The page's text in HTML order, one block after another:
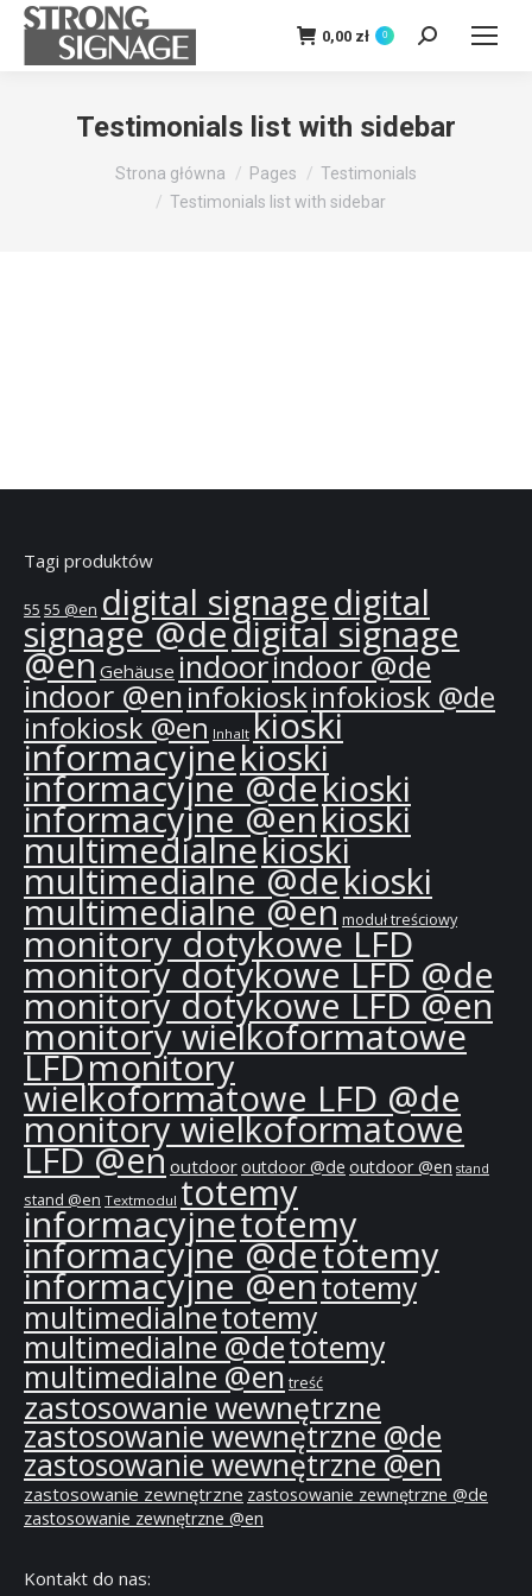
0,00 zł 0 Szukaj:
Testimonials list with sidebar
Jesteś tutaj:Strona główna Pages
Testimonials
Testimonials list with sidebar
Tagi produktów
55 55 @en digital signagedigital
signage @dedigital signage
@enGehäuse indoorindoor @de
indoor @eninfokioskinfokiosk @de
infokiosk @en Inhalt kioski
informacyjnekioski
informacyjne @dekioski
informacyjne @enkioski
multimedialnekioski
multimedialne @dekioski
multimedialne @enmoduł treściowy
monitory dotykowe LFD
monitory dotykowe LFD @de
monitory dotykowe LFD @en
monitory wielkoformatowe
LFDmonitory
wielkoformatowe LFD @de
monitory wielkoformatowe
LFD @en outdooroutdoor @de outdoor @en stand
stand @en Textmodul totemy
informacyjnetotemy
informacyjne @detotemy
informacyjne @entotemy
multimedialnetotemy
multimedialne @detotemy
multimedialne @entreść
zastosowanie wewnętrzne
zastosowanie wewnętrzne @de
zastosowanie wewnętrzne @en
zastosowanie zewnętrzne zastosowanie zewnętrzne @de
zastosowanie zewnętrzne @en
Kontakt do nas: